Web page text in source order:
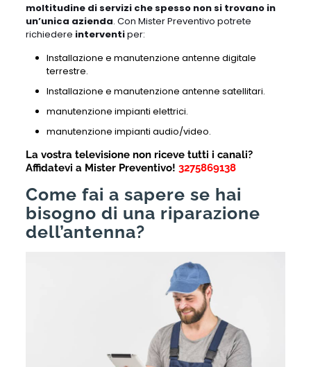
moltitudine di servizi che spesso non si trovano in
un’unica azienda. Con Mister Preventivo potrete
richiedere interventiper:
Installazione e manutenzione antenne digitale
terrestre.
Installazione e manutenzione antenne satellitari.
manutenzione impianti elettrici.
manutenzione impianti audio/video.
La vostra televisione non riceve tutti i canali?
Affidatevi a Mister Preventivo! 3275869138
Come fai a sapere se hai
bisogno di una riparazione
dell’antenna?